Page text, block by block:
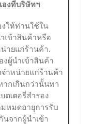
องที่บริษัทฯ
ให้ท่านใช้ใน
เข้าสินค้าหรือ
ายแก่ร้านค้า.
งผู้นำเข้าสินค้า
ำหน่ายแก่ร้านค้า
ากเกินกว่านั้นทา
ตเตอรี่สำรอง
หมดอายุการรับ
นจากผู้นำเข้า